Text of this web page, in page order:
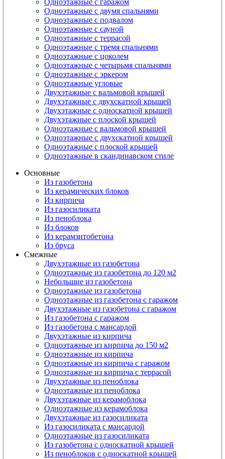
Одноэтажные с гаражом
Одноэтажные с двумя спальнями
Одноэтажные с подвалом
Одноэтажные с сауной
Одноэтажные с террасой
Одноэтажные с тремя спальнями
Одноэтажные с цоколем
Одноэтажные с четырьмя спальнями
Одноэтажные с эркером
Одноэтажные угловые
Двухэтажные с вальмовой крышей
Двухэтажные с двухскатной крышей
Двухэтажные с односкатной крышей
Двухэтажные с плоской крышей
Одноэтажные с вальмовой крышей
Одноэтажные с двухскатной крышей
Одноэтажные с плоской крышей
Одноэтажные в скандинавском стиле
Основные
Из газобетона
Из керамических блоков
Из кирпича
Из газосиликата
Из пеноблока
Из блоков
Из керамзитобетона
Из бруса
Смежные
Двухэтажные из газобетона
Одноэтажные из газобетона до 120 м2
Небольшие из газобетона
Одноэтажные из газобетона
Одноэтажные из газобетона с гаражом
Двухэтажные из газобетона с гаражом
Из газобетона с гаражом
Из газобетона с мансардой
Двухэтажные из кирпича
Одноэтажные из кирпича до 150 м2
Одноэтажные из кирпича
Одноэтажные из кирпича с гаражом
Одноэтажные из кирпича с террасой
Двухэтажные из пеноблока
Одноэтажные из пеноблока
Двухэтажные из керамоблока
Одноэтажные из керамоблока
Двухэтажные из газосиликата
Из газосиликата с мансардой
Одноэтажные из газосиликата
Из газобетона с односкатной крышей
Из пеноблоков с односкатной крышей